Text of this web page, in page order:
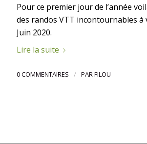
Pour ce premier jour de l’année
des randos VTT incontournables à
Juin 2020.
Lire la suite
0 COMMENTAIRES / PAR FILOU